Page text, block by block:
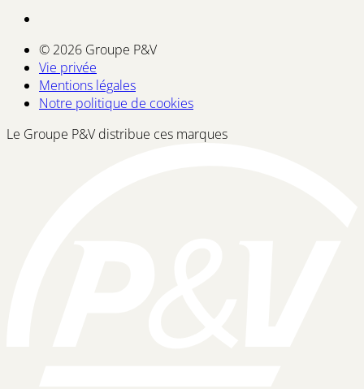
© 2026 Groupe P&V
Vie privée
Mentions légales
Notre politique de cookies
Le Groupe P&V distribue ces marques